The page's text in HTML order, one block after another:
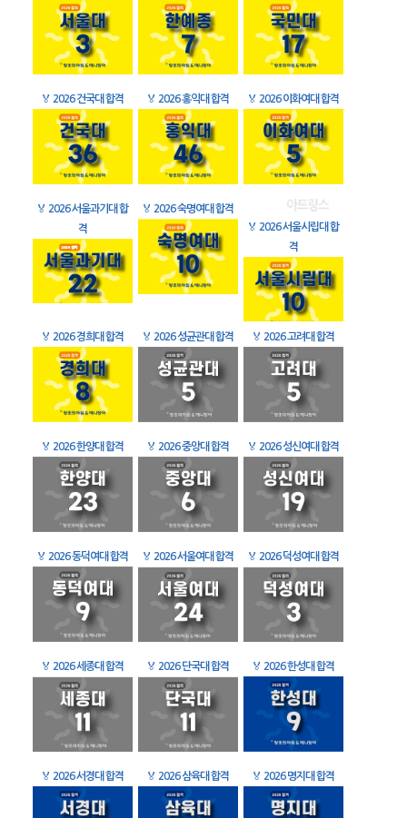
🏅 2026 건국대 합격 🏅 2026 홍익대 합격 🏅 2026 이화여대 합격
🏅 2026 서울과기대 합
격
🏅 2026 숙명여대 합격
🏅 2026 서울시립대 합
격
🏅 2026 경희대 합격 🏅 2026 성균관대 합격 🏅 2026 고려대 합격
🏅 2026 한양대 합격 🏅 2026 중앙대 합격 🏅 2026 성신여대 합격
🏅 2026 동덕여대 합격 🏅 2026 서울여대 합격 🏅 2026 덕성여대 합격
🏅 2026 세종대 합격 🏅 2026 단국대 합격 🏅 2026 한성대 합격
🏅 2026 서경대 합격 🏅 2026 삼육대 합격 🏅 2026 명지대 합격